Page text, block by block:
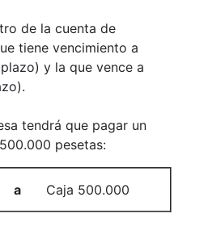
de la cuenta de
tiene vencimiento a
y la que vence a
tendrá que pagar un
pesetas:
a Caja 500.000